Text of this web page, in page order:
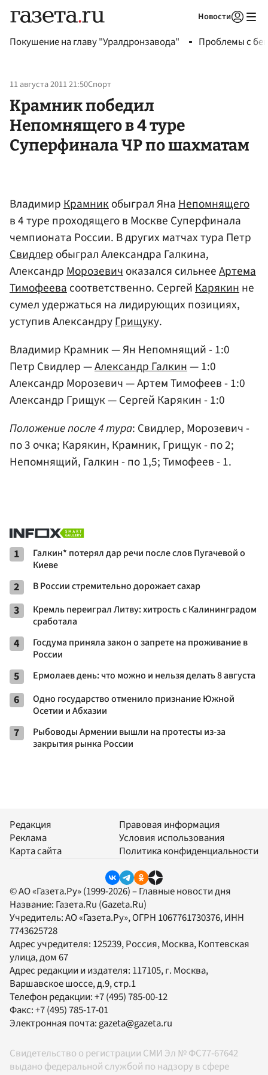
Новости
Покушение на главу "Уралдронзавода" Проблемы с
11 августа 2011 21:50Спорт
Крамник победил
Непомнящего в 4 туре
Суперфинала ЧР по шахматам
ВладимирКрамникобыграл ЯнаНепомнящего
в 4 туре проходящего в Москве Суперфинала
чемпионата России. В других матчах тура Петр
Свидлеробыграл Александра Галкина,
АлександрМорозевичоказался сильнееАртема
Тимофеевасоответственно. СергейКарякинне
сумел удержаться на лидирующих позициях,
уступив АлександруГрищуку.
Владимир Крамник — Ян Непомнящий - 1:0
Петр Свидлер —Александр Галкин— 1:0
Александр Морозевич — Артем Тимофеев - 1:0
Александр Грищук — Сергей Карякин - 1:0
Положение после 4 тура: Свидлер, Морозевич -
по 3 очка; Карякин, Крамник, Грищук - по 2;
Непомнящий, Галкин - по 1,5; Тимофеев - 1.
1
Галкин* потерял дар речи после слов Пугачевой о
Киеве
2 В России стремительно дорожает сахар
3
Кремль переиграл Литву: хитрость с Калининградом
сработала
4
Госдума приняла закон о запрете на проживание в
России
5 Ермолаев день: что можно и нельзя делать 8 августа
6
Одно государство отменило признание Южной
Осетии и Абхазии
7
Рыбоводы Армении вышли на протесты из-за
закрытия рынка России
Редакция
Реклама
Карта сайта
Правовая информация
Условия использования
Политика конфиденциальности
© АО «Газета.Ру» (1999-2026) – Главные новости дня
Название: Газета.Ru (Gazeta.Ru)
Учредитель:АО «Газета.Ру», ОГРН 1067761730376, ИНН
7743625728
Адрес учредителя: 125239, Россия, Москва, Коптевская
улица, дом 67
Адрес редакции и издателя: 117105, г. Москва,
Варшавское шоссе, д.9, стр.1
Телефон редакции:+7 (495) 785-00-12
Факс:+7 (495) 785-17-01
Электронная почта: gazeta@gazeta.ru
Свидетельство о регистрации СМИ Эл № ФС77-67642
выдано федеральной службой по надзору в сфере